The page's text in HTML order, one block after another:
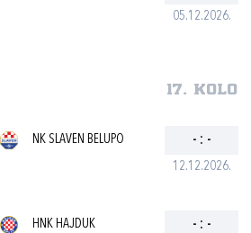
05.12.2026.
17. kolo
12.12.2026.
NK SLAVEN BELUPO - : -
HNK HAJDUK - : -